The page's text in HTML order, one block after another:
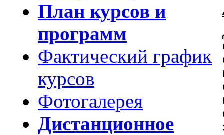
План курсов и
программ
Фактический график
курсов
Фотогалерея
Дистанционное